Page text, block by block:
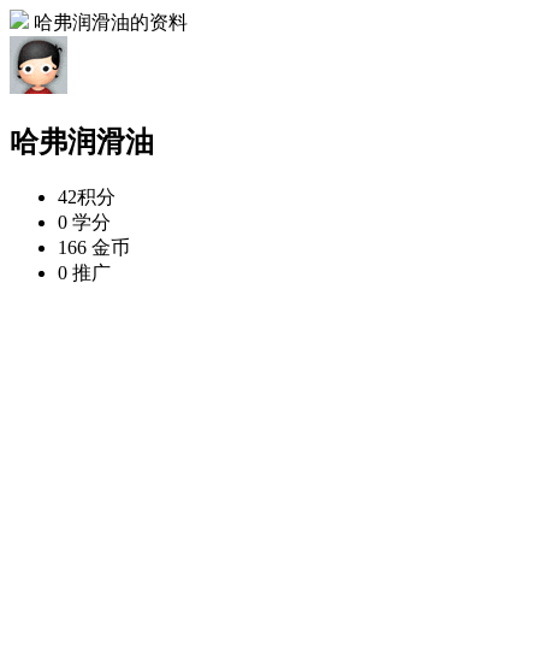
哈弗润滑油的资料
哈弗润滑油
42积分
0 学分
166 金币
0 推广